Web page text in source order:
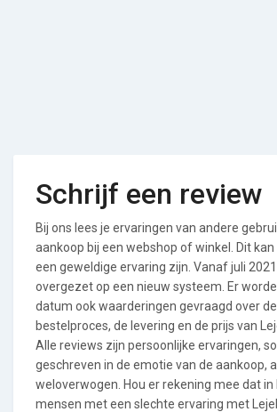
Schrijf een review
Bij ons lees je ervaringen van andere
aankoop bij een webshop of winkel. Dit
een geweldige ervaring zijn. Vanaf juli
overgezet op een nieuw systeem. Er
datum ook waarderingen gevraagd over
bestelproces, de levering en de prijs van
Alle reviews zijn persoonlijke ervaringen,
geschreven in de emotie van de aankoop,
weloverwogen. Hou er rekening mee dat
mensen met een slechte ervaring met